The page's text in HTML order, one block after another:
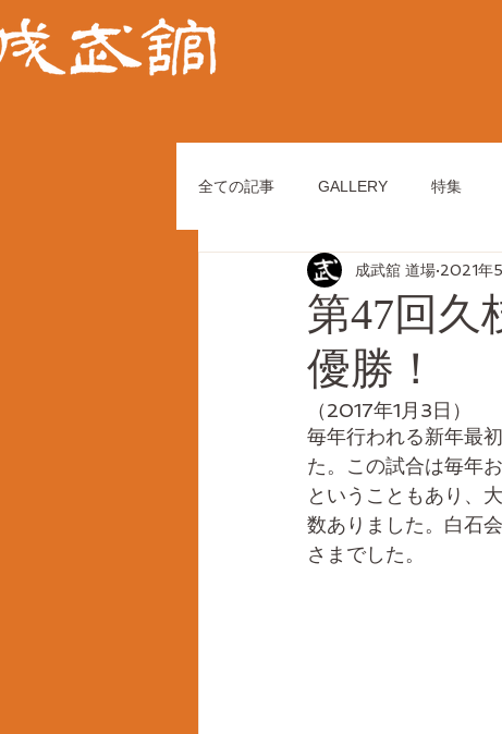
全ての記事 GALLERY 特集
第47回久
優勝！
成武舘 道場 2021年
（2017年1月3日）
毎年行われる新年最
た。この試合は毎年
ということもあり、
数ありました。白石
さまでした。